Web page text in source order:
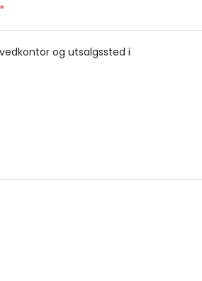
*
og utsalgssted i